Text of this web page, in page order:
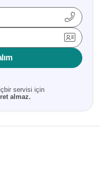
servisi için
almaz.